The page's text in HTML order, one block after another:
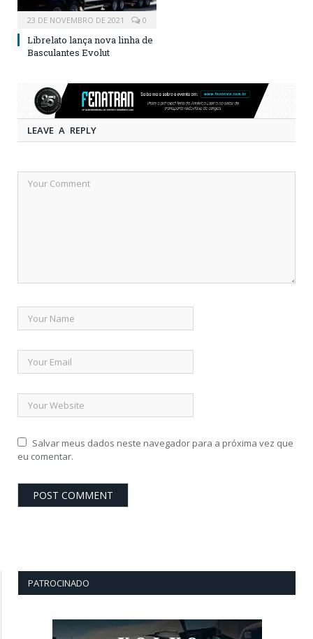
23 DE NOVEMBRO DE 2021 0
Librelato lança nova linha de
Basculantes Evolut
LEAVE A REPLY
Salvar meus dados neste navegador para a próxima vez que
eu comentar.
PATROCINADO